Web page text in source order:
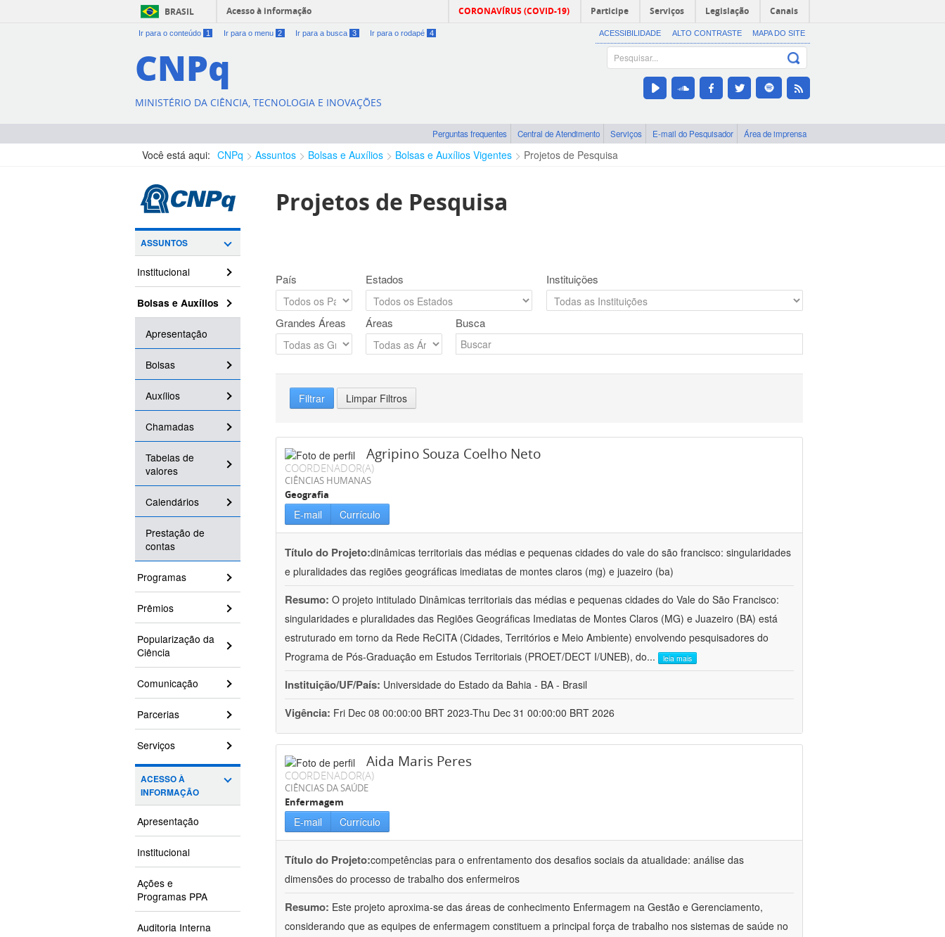
BRASIL Acesso à informação CORONAVÍRUS (COVID-19) Participe Serviços Legislação Canais
Ir para o conteúdo 1 Ir para o menu 2 Ir para a busca 3 Ir para o rodapé 4 ACESSIBILIDADE ALTO CONTRASTE MAPA DO SITE
CNPq
MINISTÉRIO DA CIÊNCIA, TECNOLOGIA E INOVAÇÕES
Perguntas frequentes Central de Atendimento Serviços E-mail do Pesquisador Área de imprensa
Você está aqui: CNPq Assuntos Bolsas e Auxílios Bolsas e Auxílios Vigentes Projetos de Pesquisa
ASSUNTOS
Institucional
Bolsas e Auxílios
Apresentação
Bolsas
Auxílios
Chamadas
Tabelas de
valores
Calendários
Prestação de
contas
Programas
Prêmios
Popularização da
Ciência
Comunicação
Parcerias
Serviços
ACESSO À
INFORMAÇÃO
Apresentação
Institucional
Ações e
Programas PPA
Auditoria Interna
Projetos de Pesquisa
País Estados Instituições
Grandes Áreas Áreas Busca
Filtrar Limpar Filtros
Agripino Souza Coelho Neto
COORDENADOR(A)
CIÊNCIAS HUMANAS
Geografia
E-mail Currículo
Título do Projeto:dinâmicas territoriais das médias e pequenas cidades do vale do são francisco: singularidades
e pluralidades das regiões geográficas imediatas de montes claros (mg) e juazeiro (ba)
Resumo: O projeto intitulado Dinâmicas territoriais das médias e pequenas cidades do Vale do São Francisco:
singularidades e pluralidades das Regiões Geográficas Imediatas de Montes Claros (MG) e Juazeiro (BA) está
estruturado em torno da Rede ReCITA (Cidades, Territórios e Meio Ambiente) envolvendo pesquisadores do
Programa de Pós-Graduação em Estudos Territoriais (PROET/DECT I/UNEB), do... leia mais
Instituição/UF/País: Universidade do Estado da Bahia - BA - Brasil
Vigência: Fri Dec 08 00:00:00 BRT 2023-Thu Dec 31 00:00:00 BRT 2026
Aida Maris Peres
COORDENADOR(A)
CIÊNCIAS DA SAÚDE
Enfermagem
E-mail Currículo
Título do Projeto:competências para o enfrentamento dos desafios sociais da atualidade: análise das
dimensões do processo de trabalho dos enfermeiros
Resumo: Este projeto aproxima-se das áreas de conhecimento Enfermagem na Gestão e Gerenciamento,
considerando que as equipes de enfermagem constituem a principal força de trabalho nos sistemas de saúde no